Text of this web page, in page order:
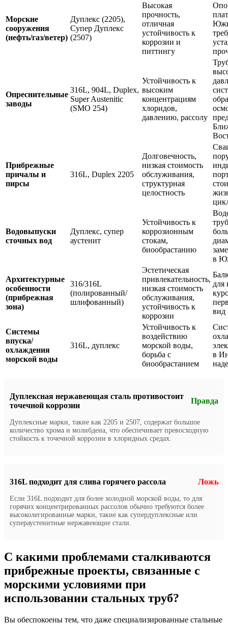
Морские
сооружения
(нефть/газ/ветер)
Дуплекс (2205),
Супер Дуплекс
(2507)
Высокая
прочность,
отличная
устойчивость к
коррозии и
питтингу
Опреснительные
заводы
316L, 904L, Duplex,
Super Austenitic
(SMO 254)
Устойчивость к
высоким
концентрациям
хлоридов,
давлению, рассолу
Прибрежные
причалы и
пирсы
316L, Duplex 2205
Долговечность,
низкая стоимость
обслуживания,
структурная
целостность
Водовыпуски
сточных вод
Дуплекс, супер
аустенит
Устойчивость к
коррозионным
стокам,
биообрастанию
в
Архитектурные
особенности
(прибрежная
зона)
316/316L
(полированный/
шлифованный)
Эстетическая
привлекательность,
низкая стоимость
обслуживания,
устойчивость к
коррозии
для
вид
Системы
впуска/
охлаждения
морской воды
316L, дуплекс
Устойчивость к
воздействию
морской воды,
борьба с
биообрастанием
в
Дуплексная нержавеющая сталь противостоит
точечной коррозии
Правда
Дуплексные марки, такие как 2205 и 2507, содержат большое
количество хрома и молибдена, что обеспечивает превосходную
стойкость к точечной коррозии в хлоридных средах.
316L подходит для слива горячего рассола Ложь
Если 316L подходит для более холодной морской воды, то для
горячих концентрированных рассолов обычно требуются более
высоколегированные марки, такие как супердуплексные или
супераустенитные нержавеющие стали.
С какими проблемами сталкиваются
прибрежные проекты, связанные с
морскими условиями при
использовании стальных труб?
Вы обеспокоены тем, что даже специализированные стальные